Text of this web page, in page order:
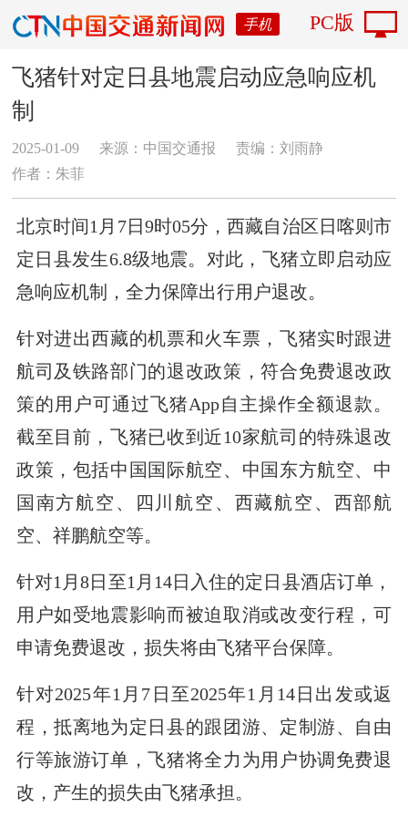
手机 PC版
飞猪针对定日县地震启动应急响应机
制
2025-01-09 来源：中国交通报
责编：刘雨静
作者：朱菲
北京时间1月7日9时05分，西藏自治区日喀则市
定日县发生6.8级地震。对此，飞猪立即启动应
急响应机制，全力保障出行用户退改。
针对进出西藏的机票和火车票，飞猪实时跟进
航司及铁路部门的退改政策，符合免费退改政
策的用户可通过飞猪App自主操作全额退款。
截至目前，飞猪已收到近10家航司的特殊退改
政策，包括中国国际航空、中国东方航空、中
国南方航空、四川航空、西藏航空、西部航
空、祥鹏航空等。
针对1月8日至1月14日入住的定日县酒店订单，
用户如受地震影响而被迫取消或改变行程，可
申请免费退改，损失将由飞猪平台保障。
针对2025年1月7日至2025年1月14日出发或返
程，抵离地为定日县的跟团游、定制游、自由
行等旅游订单，飞猪将全力为用户协调免费退
改，产生的损失由飞猪承担。